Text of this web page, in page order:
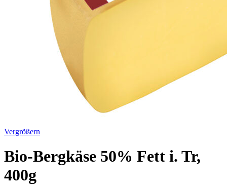
Vergrößern
Bio-Bergkäse 50% Fett i. Tr,
400g